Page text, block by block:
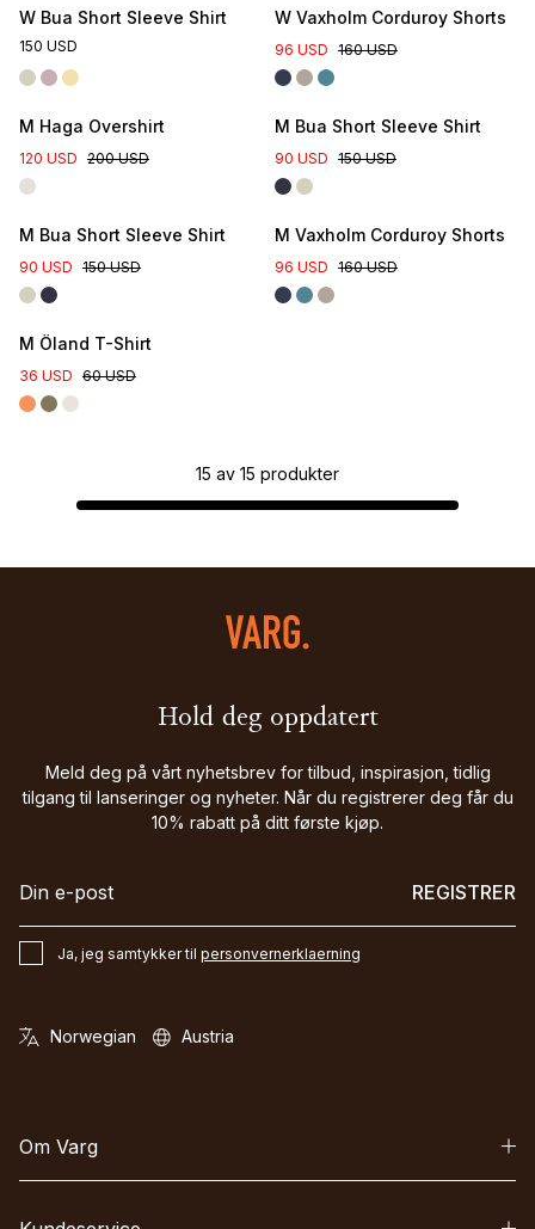
W Bua Short Sleeve Shirt
150 USD
W Vaxholm Corduroy Shorts
96 USD 160 USD
M Haga Overshirt
120 USD 200 USD
M Bua Short Sleeve Shirt
90 USD 150 USD
M Bua Short Sleeve Shirt
90 USD 150 USD
M Vaxholm Corduroy Shorts
96 USD 160 USD
M Öland T-Shirt
36 USD 60 USD
15 av 15 produkter
Hold deg oppdatert
Meld deg på vårt nyhetsbrev for tilbud, inspirasjon, tidlig
tilgang til lanseringer og nyheter. Når du registrerer deg får du
10% rabatt på ditt første kjøp.
REGISTRER
Ja, jeg samtykker til personvernerklaerning
Om Varg